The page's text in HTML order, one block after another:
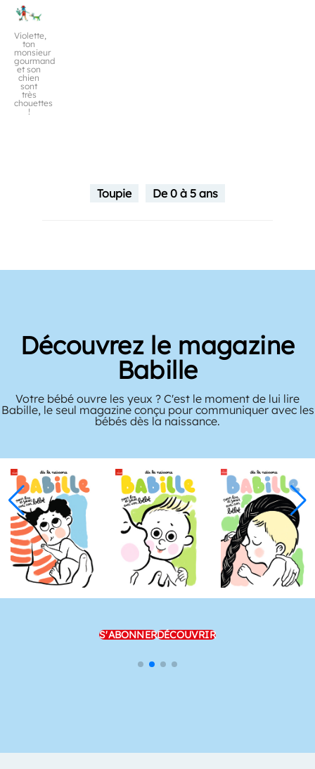
Violette,
ton
monsieur
gourmand
et son
chien
sont
très
chouettes
!
Toupie De 0 à 5 ans
Découvrez le magazine
Babille
Votre bébé ouvre les yeux ? C'est le moment de lui lire
Babille, le seul magazine conçu pour communiquer avec les
bébés dès la naissance.
S'ABONNERDÉCOUVRIR